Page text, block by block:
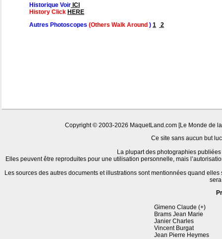
Historique Voir ICI
History Click HERE
Autres Photoscopes (Others Walk Around ) 1 2
Copyright © 2003-2026 MaquetLand.com [Le Monde de
Ce site sans aucun but
La plupart des photographies
Elles peuvent être reproduites pour une utilisation personnelle, mais
Les sources des autres documents et illustrations sont mentionnées quand
Gimeno Claude (+)
Brams Jean Marie
Janier Charles
Vincent Burgat
Jean Pierre Heymes